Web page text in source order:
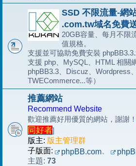
SSD 不限流量-網
.com.tw域名免費
20GB容量、每月不限
值規格。
支援並可協助免費安裝
支援 php、MySQL、HTML 相關
phpBB3.3、Discuz、Wordpress
TWECommerce...等）
推薦網站
Recommend Website
歡迎推薦好用優質的網站，謝謝
同好者]
版主: 版主管理群
子版面:
phpBB.com、
主題: 73